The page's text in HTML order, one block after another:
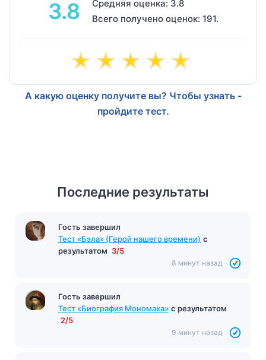
3.8
Средняя оценка: 3.8
Всего получено оценок: 191.
А какую оценку получите вы? Чтобы узнать -
пройдите тест.
Последние результаты
Гость завершил
Тест «Бэла» (Герой нашего времени) с
результатом 3/5
8 минут назад
Гость завершил
Тест «Биография Мономаха» с результатом
2/5
9 минут назад